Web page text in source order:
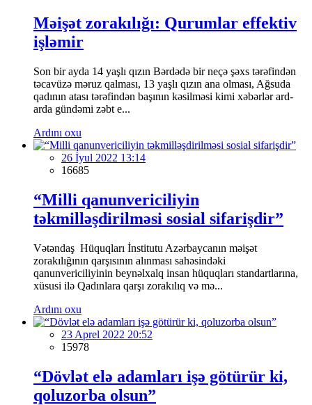
Məişət zorakılığı: Qurumlar effektiv
işləmir
Son bir ayda 14 yaşlı qızın Bərdədə bir neçə şəxs tərəfindən
təcavüzə məruz qalması, 13 yaşlı qızın ana olması, Ağsuda
qadının atası tərəfindən başının kəsilməsi kimi xəbərlər ard-
arda gündəmi zəbt e...
Ardını oxu
26 İyul 2022 13:14
16685
“Milli qanunvericiliyin
təkmilləşdirilməsi sosial sifarişdir”
Vətəndaş Hüquqları İnstitutu Azərbaycanın məişət
zorakılığının qarşısının alınması sahəsindəki
qanunvericiliyinin beynəlxalq insan hüquqları standartlarına,
xüsusi ilə Qadınlara qarşı zorakılıq və mə...
Ardını oxu
23 Aprel 2022 20:52
15978
“Dövlət elə adamları işə götürür ki,
qoluzorba olsun”